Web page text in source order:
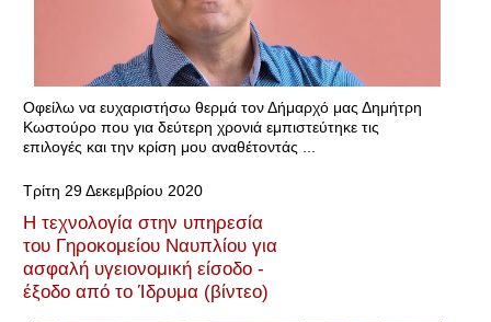
Οφείλω να ευχαριστήσω θερμά τον Δήμαρχό μας Δημήτρη
Κωστούρο που για δεύτερη χρονιά εμπιστεύτηκε τις
επιλογές και την κρίση μου αναθέτοντάς ...
Τρίτη 29 Δεκεμβρίου 2020
Η τεχνολογία στην υπηρεσία
του Γηροκομείου Ναυπλίου για
ασφαλή υγειονομική είσοδο -
έξοδο από το Ίδρυμα (βίντεο)